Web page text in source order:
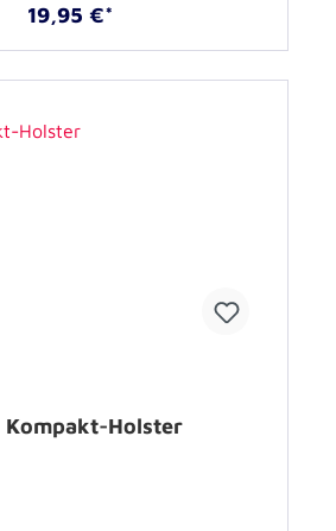
19,95 €*
Kompakt-Holster